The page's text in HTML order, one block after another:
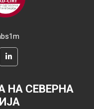
НА СЕВЕРНА